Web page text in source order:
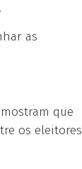
as
que
os eleitores